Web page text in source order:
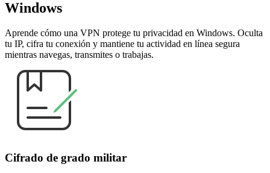
Windows
Aprende cómo una VPN protege tu privacidad en Windows. Oculta
tu IP, cifra tu conexión y mantiene tu actividad en línea segura
mientras navegas, transmites o trabajas.
Cifrado de grado militar